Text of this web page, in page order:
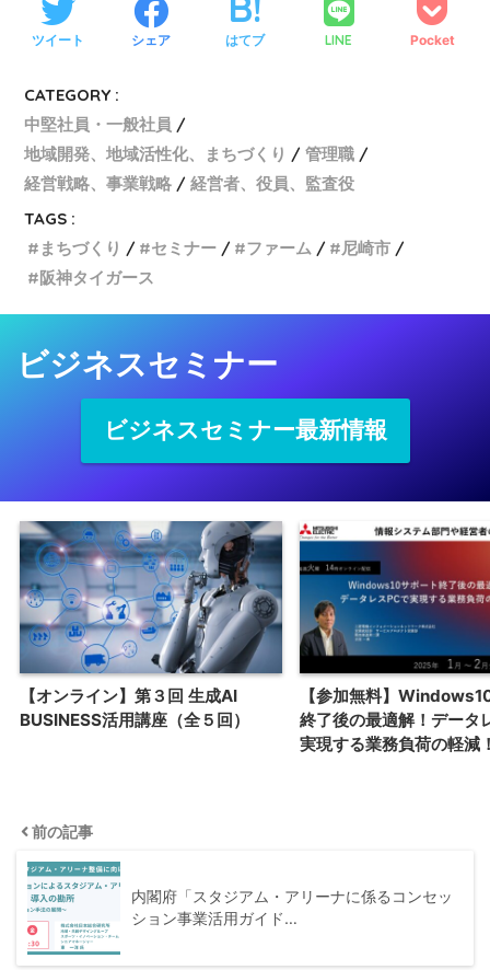
ツイート シェア はてブ LINE Pocket
CATEGORY :
中堅社員・一般社員
地域開発、地域活性化、まちづくり
管理職
経営戦略、事業戦略
経営者、役員、監査役
TAGS :
まちづくり
セミナー ファーム
尼崎市
阪神タイガース
ビジネスセミナー
ビジネスセミナー最新情報
【オンライン】第３回 生成AI
BUSINESS活用講座（全５回）
【参加無料】
終了後の最適解！データ
実現する業務負荷の軽減
前の記事
内閣府「スタジアム・アリーナに係るコンセッ
ション事業活用ガイド…